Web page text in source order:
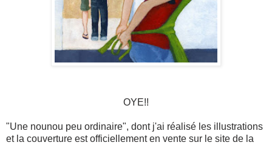
OYE!!
"Une nounou peu ordinaire", dont j'ai réalisé les illustrations
et la couverture est officiellement en vente sur le site de la